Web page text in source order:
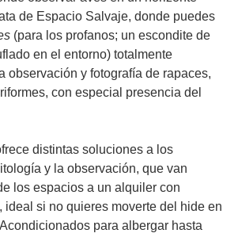
de Espacio Salvaje, donde puedes
(para los profanos; un escondite de
en el entorno) totalmente
observación y fotografía de rapaces,
con especial presencia del
distintas soluciones a los
y la observación, que van
los espacios a un alquiler con
ideal si no quieres moverte del hide en
para albergar hasta